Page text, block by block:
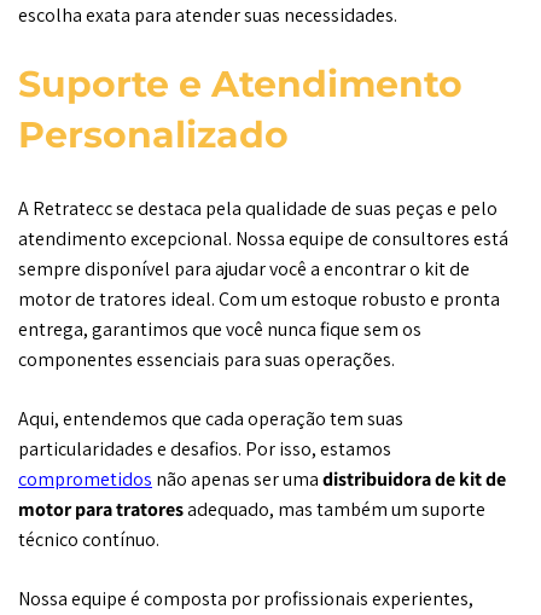
escolha exata para atender suas necessidades.
Suporte e Atendimento
Personalizado
A Retratecc se destaca pela qualidade de suas peças e pelo
atendimento excepcional. Nossa equipe de consultores está
sempre disponível para ajudar você a encontrar o kit de
motor de tratores ideal. Com um estoque robusto e pronta
entrega, garantimos que você nunca fique sem os
componentes essenciais para suas operações.
Aqui, entendemos que cada operação tem suas
particularidades e desafios. Por isso, estamos
comprometidos não apenas ser umadistribuidora dekit de
motor para tratoresadequado, mas também um suporte
técnico contínuo.
Nossa equipe é composta por profissionais experientes,